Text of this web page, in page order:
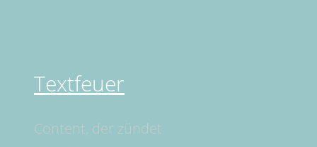
Textfeuer
Content, der zündet